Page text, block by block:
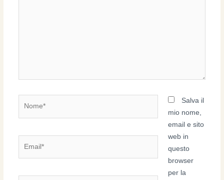
Salva il
mio nome,
email e sito
web in
questo
browser
per la